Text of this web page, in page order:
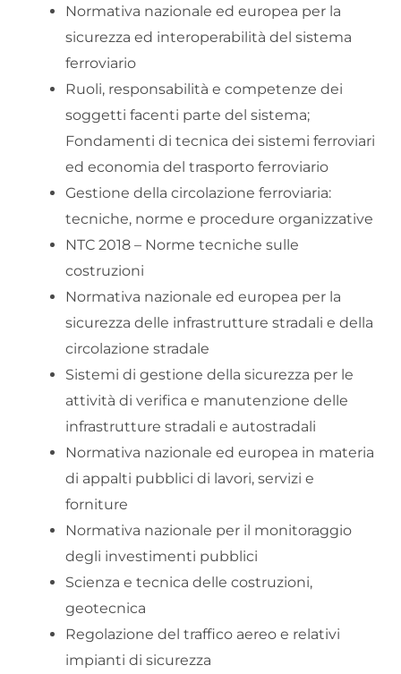
Normativa nazionale ed europea per la
sicurezza ed interoperabilità del sistema
ferroviario
Ruoli, responsabilità e competenze dei
soggetti facenti parte del sistema;
Fondamenti di tecnica dei sistemi ferroviari
ed economia del trasporto ferroviario
Gestione della circolazione ferroviaria:
tecniche, norme e procedure organizzative
NTC 2018 – Norme tecniche sulle
costruzioni
Normativa nazionale ed europea per la
sicurezza delle infrastrutture stradali e della
circolazione stradale
Sistemi di gestione della sicurezza per le
attività di verifica e manutenzione delle
infrastrutture stradali e autostradali
Normativa nazionale ed europea in materia
di appalti pubblici di lavori, servizi e
forniture
Normativa nazionale per il monitoraggio
degli investimenti pubblici
Scienza e tecnica delle costruzioni,
geotecnica
Regolazione del traffico aereo e relativi
impianti di sicurezza